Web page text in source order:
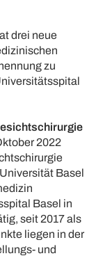
drei neue
zu
2022
Basel
Basel in
seit 2017 als
liegen in der
und